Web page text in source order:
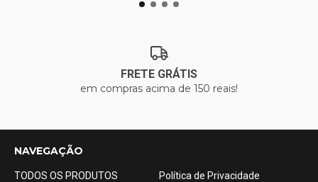
FRETE GRÁTIS
em compras acima de 150 reais!
NAVEGAÇÃO
TODOS OS PRODUTOS Política de Privacidade